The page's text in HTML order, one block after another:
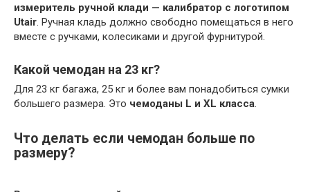
измеритель ручной клади — калибратор с логотипом
Utair. Ручная кладь должно свободно помещаться в него
вместе с ручками, колесиками и другой фурнитурой.
Какой чемодан на 23 кг?
Для 23 кг багажа, 25 кг и более вам понадобиться сумки
большего размера. Это чемоданы L и XL класса.
Что делать если чемодан больше по
размеру?